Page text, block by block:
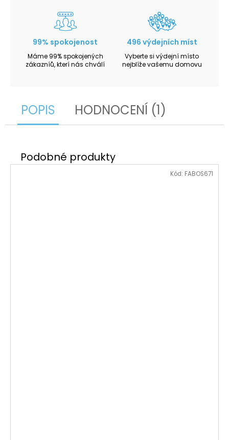
99% spokojenost
Máme 99% spokojených
zákazníů, kterí nás chválí
496 výdejních míst
Vyberte si výdejní místo
nejblíže vašemu domovu
POPIS HODNOCENÍ (1)
Kód: FABOS671